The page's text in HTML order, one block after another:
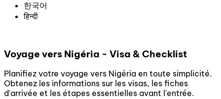
한국어
हिन्दी
Voyage vers Nigéria - Visa & Checklist
Planifiez votre voyage vers Nigéria en toute simplicité.
Obtenez les informations sur les visas, les fiches
d'arrivée et les étapes essentielles avant l'entrée.